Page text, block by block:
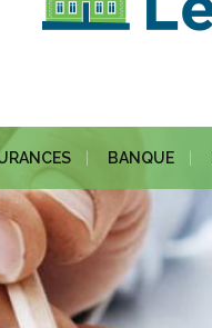
BANQUE